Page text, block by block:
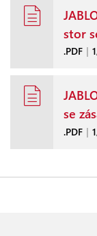
stor
.PDF |
se
.PDF |